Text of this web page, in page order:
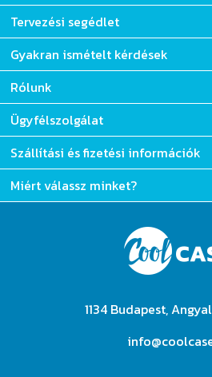
Tervezési segédlet
Gyakran ismételt kérdések
Rólunk
Ügyfélszolgálat
Szállítási és fizetési információk
Miért válassz minket?
1134 Budapest,